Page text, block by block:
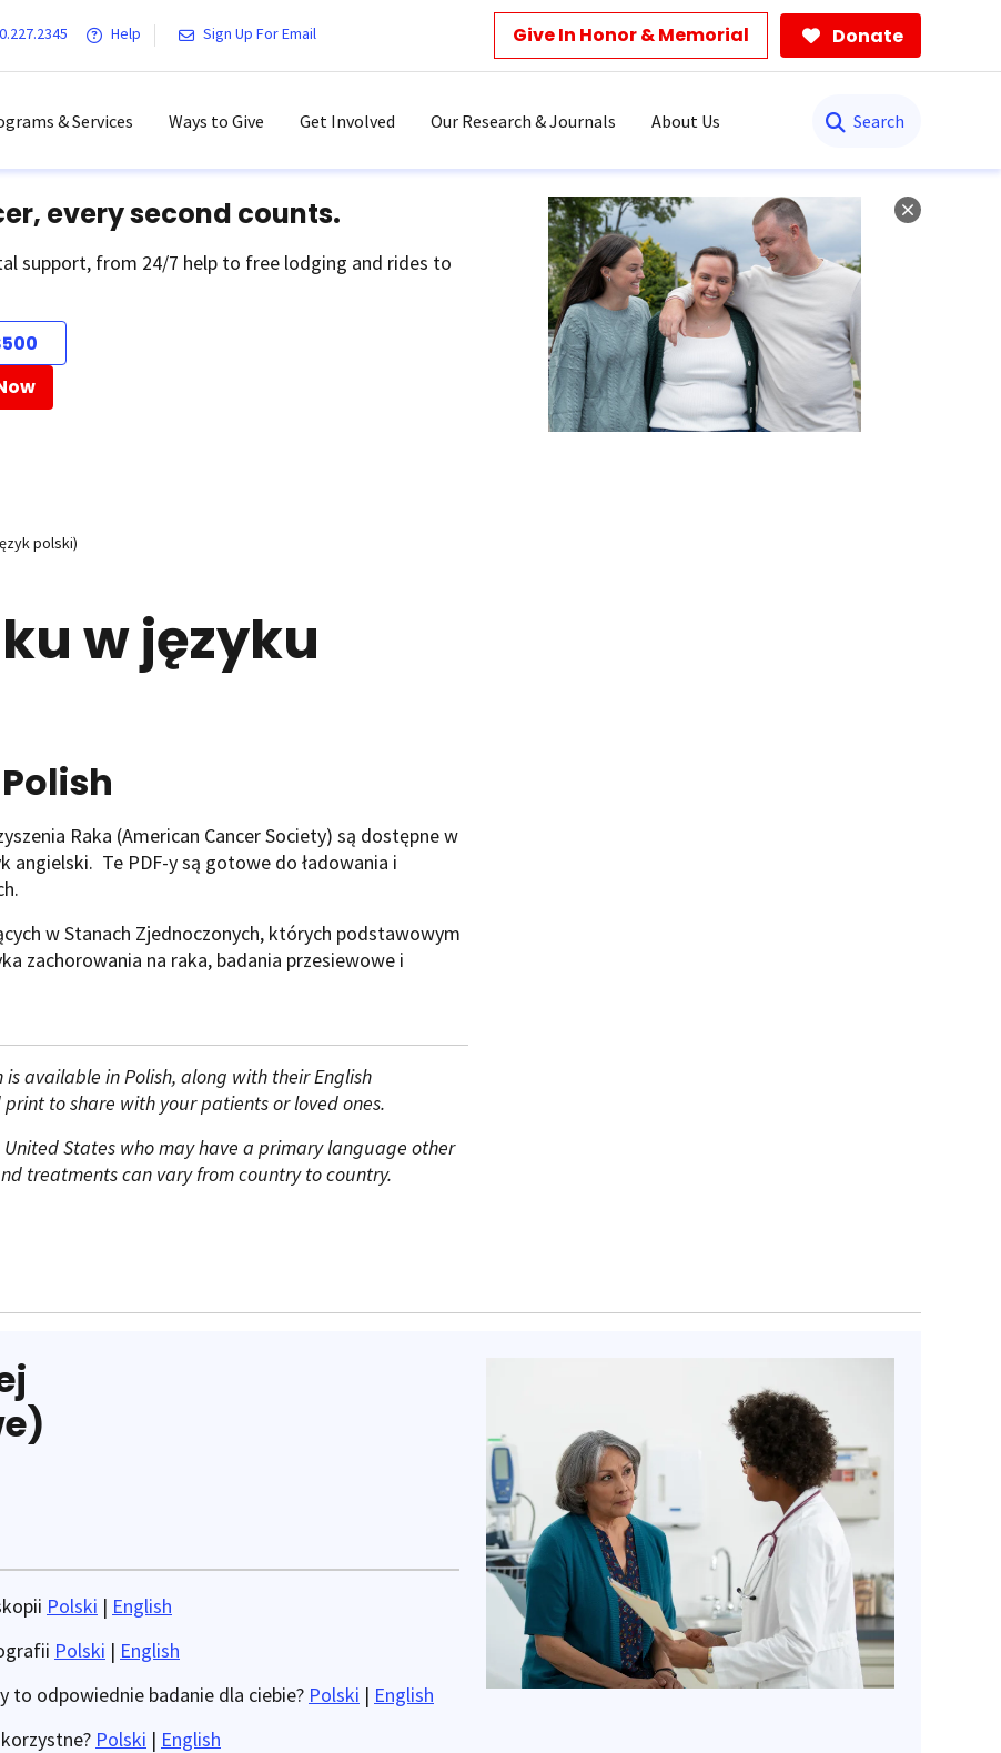
Help Sign Up For Email Give In Honor & Memorial Donate
& Services Ways to Give Get Involved Our Research & Journals About Us
every second counts.
support, from 24/7 help to free lodging and rides to
polski)
w języku
Raka (American Cancer Society) są dostępne w
angielski. Te PDF-y są gotowe do ładowania i
w Stanach Zjednoczonych, których podstawowym
zachorowania na raka, badania przesiewowe i
available in Polish, along with their English
to share with your patients or loved ones.
States who may have a primary language other
treatments can vary from country to country.
Polski | English
Polski | English
to odpowiednie badanie dla ciebie? Polski | English
Polski | English